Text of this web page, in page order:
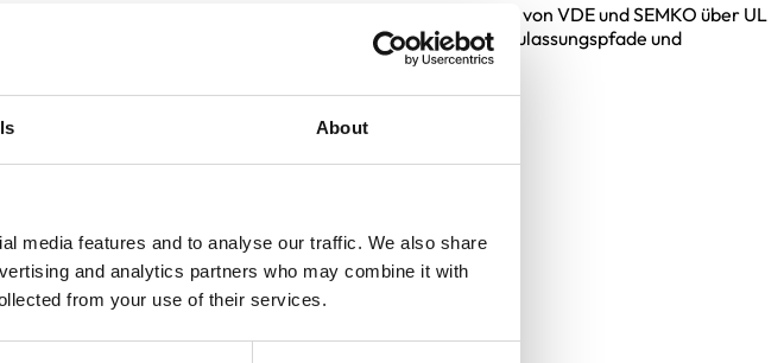
About
media features and to analyse our traffic. We also share
and analytics partners who may combine it with
from your use of their services.
Baureihen erfüllen internationale Zulassungen – von VDE und SEMKO über UL
und Skandinavien normgerecht ab, verkürzen Ihre Zulassungspfade und